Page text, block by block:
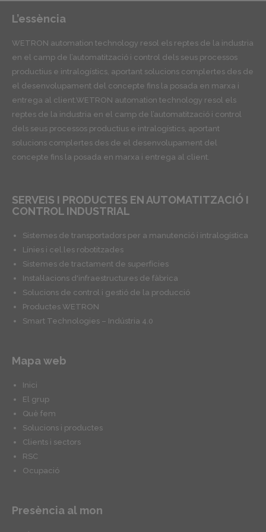
L’essència
WETRON automation technology resol els reptes de la industria
en el camp de l’automatització i control dels seus processos
productius e intralogístics, aportant solucions complertes des de
el desenvolupament del concepte fins la posada en marxa i
entrega al client.WETRON automation technology resol els
reptes de la industria en el camp de l’automatització i control
dels seus processos productius e intralogístics, aportant
solucions complertes des de el desenvolupament del
concepte fins la posada en marxa i entrega al client.
SERVEIS I PRODUCTES EN AUTOMATITZACIÓ I
CONTROL INDUSTRIAL
Sistemes de transportadors per a manutenció i intralogística
Línies i cel.les robotitzades
Sistemes de tractament de superfícies
Instal·lacions d'infraestructures de fàbrica
Solucions de control i gestió de la producció
Productes WETRON
Smart Technologies – Indústria 4.0
Mapa web
Inici
El grup
Què fem
Solucions i productes
Clients i sectors
RSC
Ocupació
Presència al mon